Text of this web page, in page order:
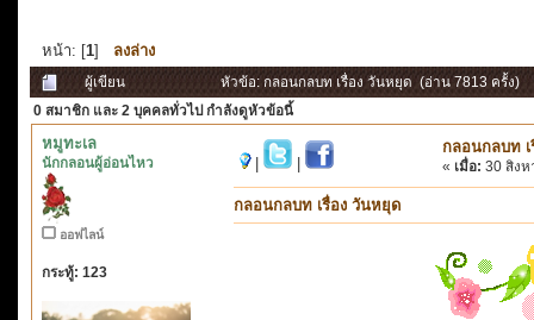
หน้า: [1] ลงล่าง
ผู้เขียน
หัวข้อ: กลอนกลบท เรื่อง วันหยุด (อ่าน 7813 ครั้ง)
0 สมาชิก และ 2 บุคคลทั่วไป กำลังดูหัวข้อนี้
หมูทะเล
นักกลอนผู้อ่อนไหว
ออฟไลน์
กระทู้: 123
กลอนกลบท
« เมื่อ: 30 สิงห
กลอนกลบท เรื่อง วันหยุด